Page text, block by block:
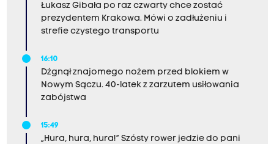
Łukasz Gibała po raz czwarty chce zostać
prezydentem Krakowa. Mówi o zadłużeniu i
strefie czystego transportu
16:10
Dźgnął znajomego nożem przed blokiem w
Nowym Sączu. 40-latek z zarzutem usiłowania
zabójstwa
15:49
„Hura, hura, hura!” Szósty rower jedzie do pani